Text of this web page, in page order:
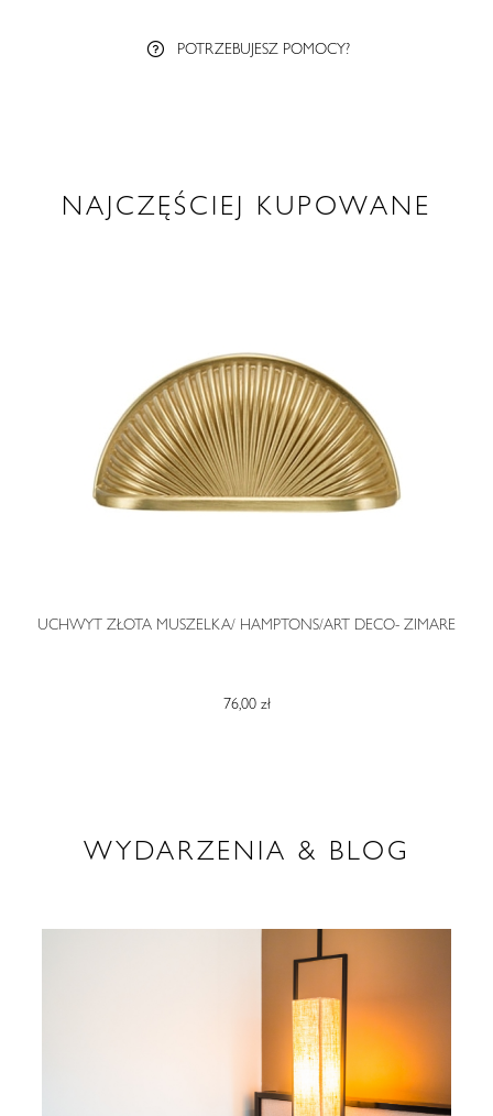
POTRZEBUJESZ POMOCY?
NAJCZĘŚCIEJ KUPOWANE
UCHWYT ZŁOTA MUSZELKA/ HAMPTONS/ART DECO- ZIMARE
76,00 zł
WYDARZENIA & BLOG